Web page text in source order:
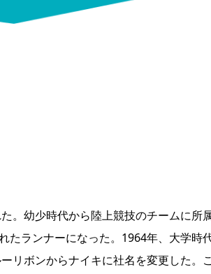
。幼少時代から陸上競技のチームに
たランナーになった。1964年、大学
リボンからナイキに社名を変更した